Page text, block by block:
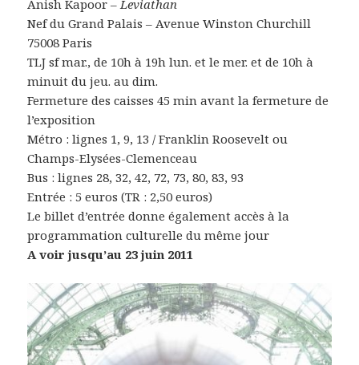
Anish Kapoor – Leviathan
Nef du Grand Palais – Avenue Winston Churchill
75008 Paris
TLJ sf mar., de 10h à 19h lun. et le mer. et de 10h à
minuit du jeu. au dim.
Fermeture des caisses 45 min avant la fermeture de
l’exposition
Métro : lignes 1, 9, 13 / Franklin Roosevelt ou
Champs-Elysées-Clemenceau
Bus : lignes 28, 32, 42, 72, 73, 80, 83, 93
Entrée : 5 euros (TR : 2,50 euros)
Le billet d’entrée donne également accès à la
programmation culturelle du même jour
A voir jusqu’au 23 juin 2011